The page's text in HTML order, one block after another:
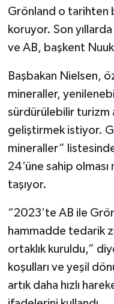
Grönland o tarihten
koruyor. Son
ve AB, başkent
Başbakan Nielsen,
mineraller,
sürdürülebilir turizm
geliştirmek istiyor.
mineraller”
24’üne sahip
taşıyor.
“2023’te AB ile
hammadde tedarik
ortaklık kuruldu,”
koşulları ve yeşil
artık daha hızlı